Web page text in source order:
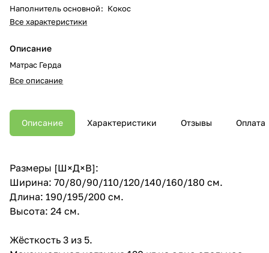
Наполнитель основной: Кокос
Все характеристики
Описание
Матрас Герда
Все описание
Описание Характеристики Отзывы Оплата
Размеры [Ш×Д×В]:
Ширина: 70/80/90/110/120/140/160/180 см.
Длина: 190/195/200 см.
Высота: 24 см.
Жёсткость 3 из 5.